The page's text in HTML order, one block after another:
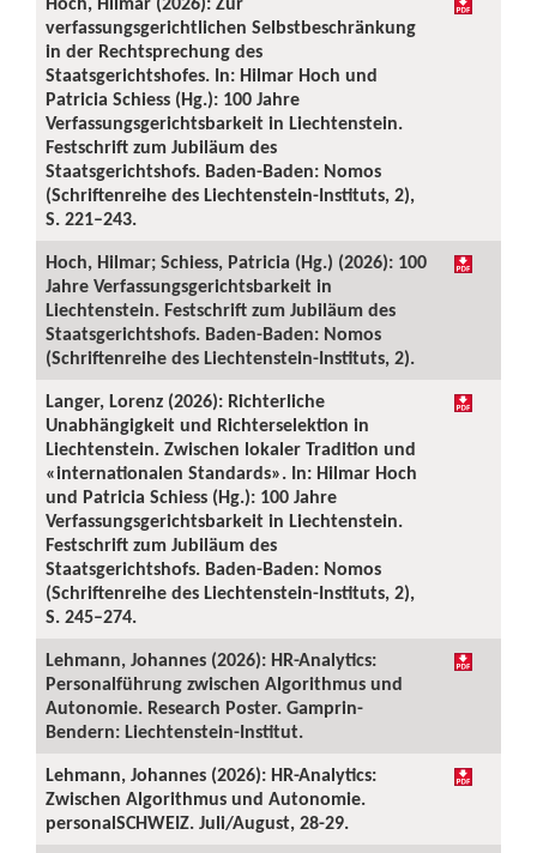
verfassungsgerichtlichen Selbstbeschränkung
in der Rechtsprechung des
Staatsgerichtshofes. In: Hilmar Hoch und
Patricia Schiess (Hg.): 100 Jahre
Verfassungsgerichtsbarkeit in Liechtenstein.
Festschrift zum Jubiläum des
Staatsgerichtshofs. Baden-Baden: Nomos
(Schriftenreihe des Liechtenstein-Instituts, 2),
S. 221–243.
Hoch, Hilmar; Schiess, Patricia (Hg.) (2026): 100
Jahre Verfassungsgerichtsbarkeit in
Liechtenstein. Festschrift zum Jubiläum des
Staatsgerichtshofs. Baden-Baden: Nomos
(Schriftenreihe des Liechtenstein-Instituts, 2).
Langer, Lorenz (2026): Richterliche
Unabhängigkeit und Richterselektion in
Liechtenstein. Zwischen lokaler Tradition und
«internationalen Standards». In: Hilmar Hoch
und Patricia Schiess (Hg.): 100 Jahre
Verfassungsgerichtsbarkeit in Liechtenstein.
Festschrift zum Jubiläum des
Staatsgerichtshofs. Baden-Baden: Nomos
(Schriftenreihe des Liechtenstein-Instituts, 2),
S. 245–274.
Lehmann, Johannes (2026): HR-Analytics:
Personalführung zwischen Algorithmus und
Autonomie. Research Poster. Gamprin-
Bendern: Liechtenstein-Institut.
Lehmann, Johannes (2026): HR-Analytics:
Zwischen Algorithmus und Autonomie.
personalSCHWEIZ. Juli/August, 28-29.